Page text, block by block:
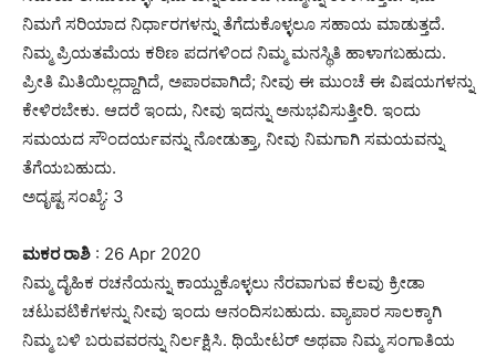
ನಿಮಗೆ ಸರಿಯಾದ ನಿರ್ಧಾರಗಳನ್ನು ತೆಗೆದುಕೊಳ್ಳಲೂ ಸಹಾಯ ಮಾಡುತ್ತದೆ.
ನಿಮ್ಮ ಪ್ರಿಯತಮೆಯ ಕಠಿಣ ಪದಗಳಿಂದ ನಿಮ್ಮ ಮನಸ್ಥಿತಿ ಹಾಳಾಗಬಹುದು.
ಪ್ರೀತಿ ಮಿತಿಯಿಲ್ಲದ್ದಾಗಿದೆ, ಅಪಾರವಾಗಿದೆ; ನೀವು ಈ ಮುಂಚೆ ಈ ವಿಷಯಗಳನ್ನು
ಕೇಳಿರಬೇಕು. ಆದರೆ ಇಂದು, ನೀವು ಇದನ್ನು ಅನುಭವಿಸುತ್ತೀರಿ. ಇಂದು
ಸಮಯದ ಸೌಂದರ್ಯವನ್ನು ನೋಡುತ್ತಾ, ನೀವು ನಿಮಗಾಗಿ ಸಮಯವನ್ನು
ತೆಗೆಯಬಹುದು.
ಅದೃಷ್ಟ ಸಂಖ್ಯೆ: 3
ಮಕರ ರಾಶಿ : 26 Apr 2020
ನಿಮ್ಮ ದೈಹಿಕ ರಚನೆಯನ್ನು ಕಾಯ್ದುಕೊಳ್ಳಲು ನೆರವಾಗುವ ಕೆಲವು ಕ್ರೀಡಾ
ಚಟುವಟಿಕೆಗಳನ್ನು ನೀವು ಇಂದು ಆನಂದಿಸಬಹುದು. ವ್ಯಾಪಾರ ಸಾಲಕ್ಕಾಗಿ
ನಿಮ್ಮ ಬಳಿ ಬರುವವರನ್ನು ನಿರ್ಲಕ್ಷಿಸಿ. ಥಿಯೇಟರ್ ಅಥವಾ ನಿಮ್ಮ ಸಂಗಾತಿಯ